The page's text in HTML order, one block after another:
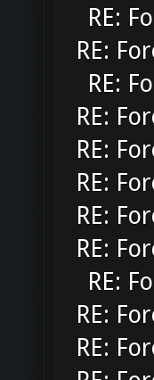
RE:
RE:
RE:
RE:
RE:
RE:
RE:
RE:
RE:
RE:
RE: